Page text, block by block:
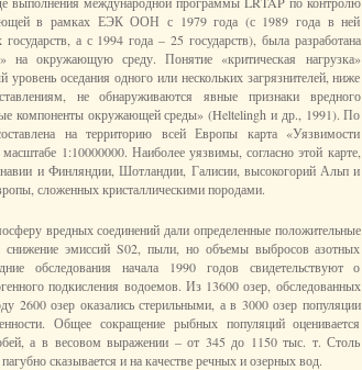
в рамках ЕЭК ООН с 1979 года (с 1989 года в ней
а с 1994 года – 25 государств), была разработана
на окружающую среду. Понятие «критическая нагрузка»
уровень оседания одного или нескольких загрязнителей, ниже
не обнаруживаются явные признаки вредного
компоненты окружающей среды» (Heltelingh и др., 1991). По
на территорию всей Европы карта «Уязвимости
1:10000000. Наиболее уязвимы, согласно этой карте,
и Финляндии, Шотландии, Галисии, высокогорий Альп и
сложенных кристаллическими породами.
вредных соединений дали определенные положительные
снижение эмиссий S02, пыли, но объемы выбросов азотных
обследования начала 1990 годов свидетельствуют о
подкисления водоемов. Из 13600 озер, обследованных
2600 озер оказались стерильными, а в 3000 озер популяции
Общее сокращение рыбных популяций оценивается
а в весовом выражении – от 345 до 1150 тыс. т. Столь
сказывается и на качестве речных и озерных вод.